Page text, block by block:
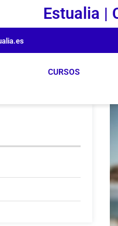
Estualia |
CURSOS